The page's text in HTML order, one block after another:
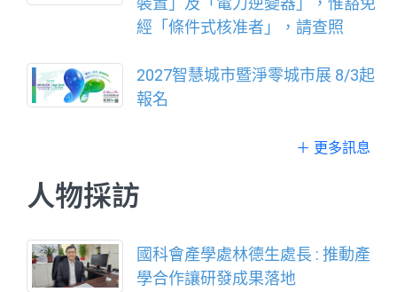
經「條件式核准者」，請查照
2027智慧城市暨淨零城市展 8/3起
報名
＋ 更多訊息
人物採訪
國科會產學處林德生處長 : 推動產
學合作讓研發成果落地